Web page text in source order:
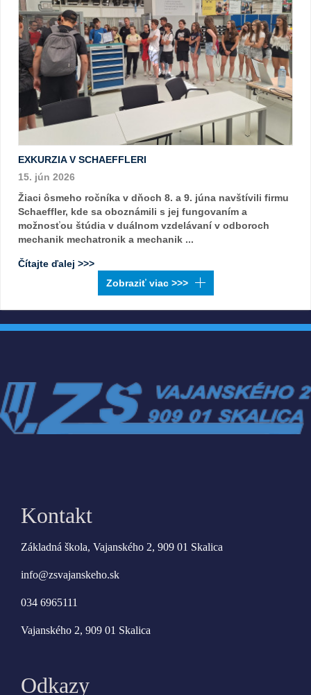
EXKURZIA V SCHAEFFLERI
15. jún 2026
Žiaci ôsmeho ročníka v dňoch 8. a 9. júna navštívili firmu
Schaeffler, kde sa oboznámili s jej fungovaním a
možnosťou štúdia v duálnom vzdelávaní v odboroch
mechanik mechatronik a mechanik ...
Čítajte ďalej >>>
Kontakt
Základná škola, Vajanského 2, 909 01 Skalica
info@zsvajanskeho.sk
034 6965111
Vajanského 2, 909 01 Skalica
Odkazy